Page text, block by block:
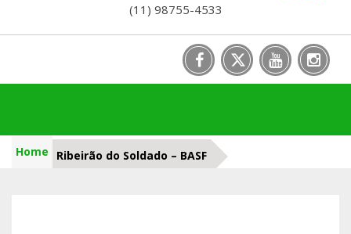
(11) 98755-4533
Home Ribeirão do Soldado – BASF